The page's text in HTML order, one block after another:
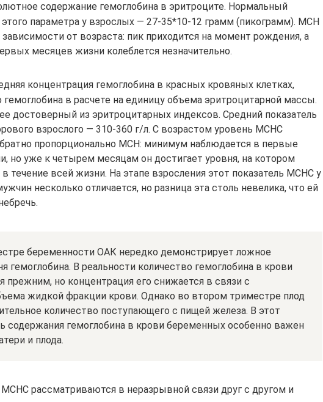
содержание гемоглобина в эритроците. Нормальный
этого параметра у взрослых — 27-35*10-12 грамм (пикограмм). MCH
от возраста: пик приходится на момент рождения, а
месяцев жизни колеблется незначительно.
концентрация гемоглобина в красных кровяных клетках,
гемоглобина в расчете на единицу объема эритроцитарной массы.
достоверный из эритроцитарных индексов. Средний показатель
взрослого — 310-360 г/л. С возрастом уровень MCHC
пропорционально MCH: минимум наблюдается в первые
но уже к четырем месяцам он достигает уровня, на котором
в течение всей жизни. На этапе взросления этот показатель MCHC у
несколько отличается, но разница эта столь невелика, что ей
беременности ОАК нередко демонстрирует ложное
гемоглобина. В реальности количество гемоглобина в крови
прежним, но концентрация его снижается в связи с
жидкой фракции крови. Однако во втором триместре плод
количество поступающего с пищей железа. В этот
содержания гемоглобина в крови беременных особенно важен
и плода.
MCHC рассматриваются в неразрывной связи друг с другом и